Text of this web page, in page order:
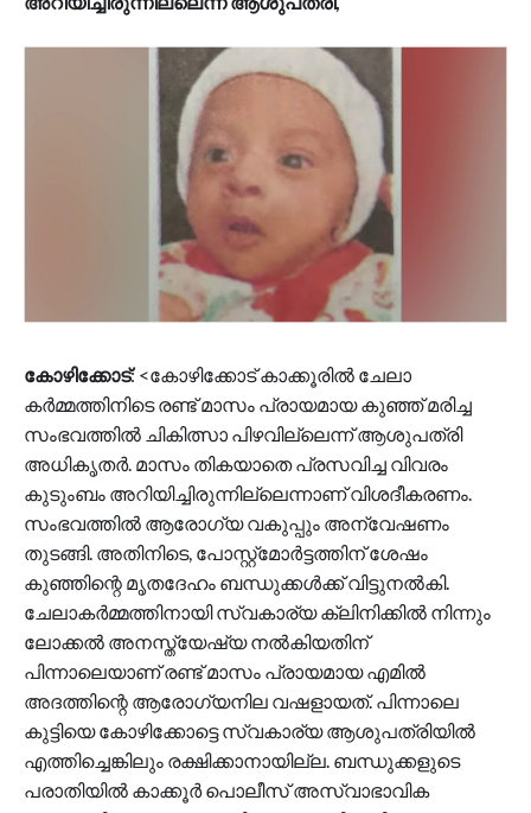
കോഴിക്കോട്: <കോഴിക്കോട് കാക്കൂരിൽ ചേലാ
കർമ്മത്തിനിടെ രണ്ട് മാസം പ്രായമായ കുഞ്ഞ് മരിച്ച
സംഭവത്തിൽ ചികിത്സാ പിഴവില്ലെന്ന് ആശുപത്രി
അധികൃതർ. മാസം തികയാതെ പ്രസവിച്ച വിവരം
കുടുംബം അറിയിച്ചിരുന്നില്ലെന്നാണ് വിശദീകരണം.
സംഭവത്തിൽ ആരോഗ്യ വകുപ്പും അന്വേഷണം
തുടങ്ങി. അതിനിടെ, പോസ്റ്റ്മോർട്ടത്തിന് ശേഷം
കുഞ്ഞിന്റെ മൃതദേഹം ബന്ധുക്കൾക്ക് വിട്ടുനൽകി.
ചേലാകർമ്മത്തിനായി സ്വകാര്യ ക്ലിനിക്കിൽ നിന്നും
ലോക്കൽ അനസ്ത്യേഷ്യ നൽകിയതിന്
പിന്നാലെയാണ് രണ്ട് മാസം പ്രായമായ എമിൽ
അദത്തിന്റെ ആരോഗ്യനില വഷളായത്. പിന്നാലെ
കുട്ടിയെ കോഴിക്കോട്ടെ സ്വകാര്യ ആശുപത്രിയിൽ
എത്തിച്ചെങ്കിലും രക്ഷിക്കാനായില്ല. ബന്ധുക്കളുടെ
പരാതിയിൽ കാക്കൂർ പൊലീസ് അസ്വാഭാവിക